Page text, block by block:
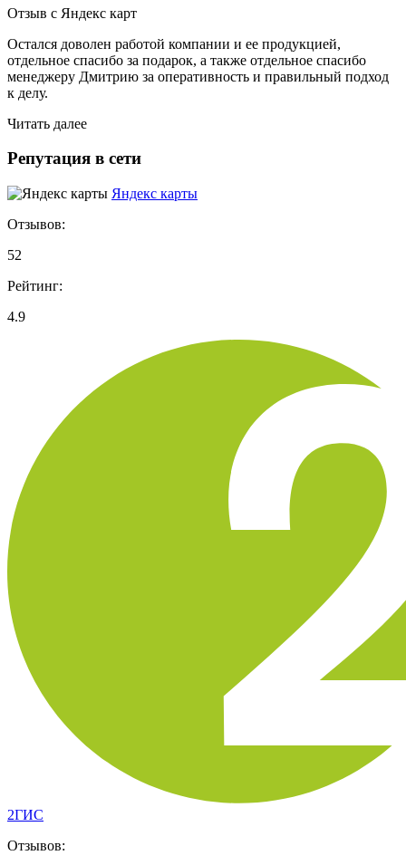
Отзыв с Яндекс карт
Остался доволен работой компании и ее продукцией,
отдельное спасибо за подарок, а также отдельное спасибо
менеджеру Дмитрию за оперативность и правильный подход
к делу.
Читать далее
Репутация в сети
Яндекс карты
Отзывов:
52
Рейтинг:
4.9
2ГИС
Отзывов: